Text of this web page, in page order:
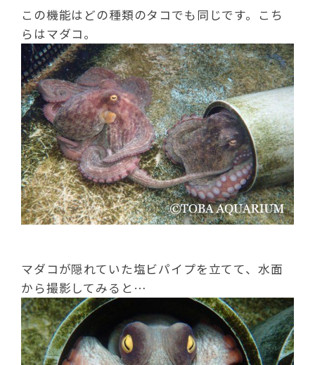
この機能はどの種類のタコでも同じです。こち
らはマダコ。
マダコが隠れていた塩ビパイプを立てて、水面
から撮影してみると…